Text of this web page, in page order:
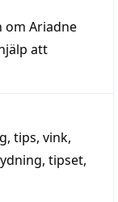
om Ariadne
att
, tips, vink,
tipset,